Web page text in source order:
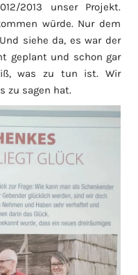
2013 unser Projekt.
würde. Nur dem
siehe da, es war der
geplant und schon gar
was zu tun ist. Wir
zu sagen hat.